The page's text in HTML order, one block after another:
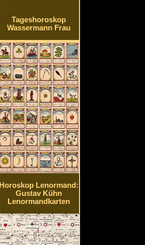
Tageshoroskop
Wassermann Frau
Horoskop Lenormand:
Gustav Kühn
Lenormandkarten